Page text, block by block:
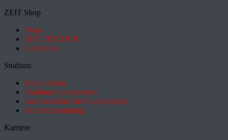
ZEIT Shop
Shop
ZEIT BÜCHER
Geschenke
Studium
HeyStudium
Studium-Interessentest
Suchmaschine für Studiengänge
Hochschulranking
Karriere